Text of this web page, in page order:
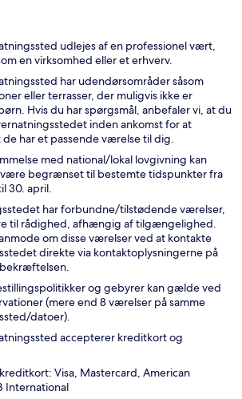
udlejes af en professionel vært,
en virksomhed eller et erhverv.
har udendørsområder såsom
eller terrasser, der muligvis ikke er
Hvis du har spørgsmål, anbefaler vi, at du
inden ankomst for at
har et passende værelse til dig.
med national/lokal lovgivning kan
begrænset til bestemte tidspunkter fra
30. april.
har forbundne/tilstødende værelser,
til rådighed, afhængig af tilgængelighed.
om disse værelser ved at kontakte
direkte via kontaktoplysningerne på
og gebyrer kan gælde ved
(mere end 8 værelser på samme
datoer).
accepterer kreditkort og
Visa, Mastercard, American
International